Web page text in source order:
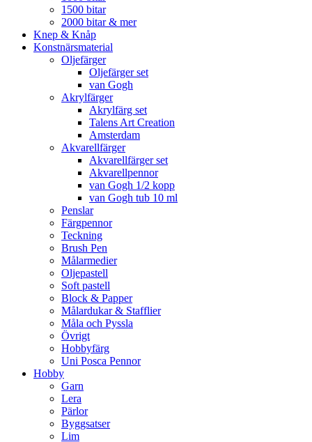
1500 bitar
2000 bitar & mer
Knep & Knåp
Konstnärsmaterial
Oljefärger
Oljefärger set
van Gogh
Akrylfärger
Akrylfärg set
Talens Art Creation
Amsterdam
Akvarellfärger
Akvarellfärger set
Akvarellpennor
van Gogh 1/2 kopp
van Gogh tub 10 ml
Penslar
Färgpennor
Teckning
Brush Pen
Målarmedier
Oljepastell
Soft pastell
Block & Papper
Målardukar & Stafflier
Måla och Pyssla
Övrigt
Hobbyfärg
Uni Posca Pennor
Hobby
Garn
Lera
Pärlor
Byggsatser
Lim